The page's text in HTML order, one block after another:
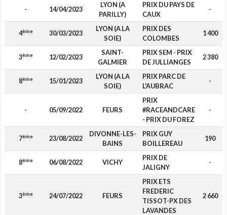
- 14/04/2023
LYON (A
PARILLY)
PRIX DU PAYS DE
CAUX
-
4ème 30/03/2023
LYON (A LA
SOIE)
PRIX DES
COLOMBES
1 400
3ème 12/02/2023
SAINT-
GALMIER
PRIX SEM - PRIX
DE JULLIANGES
2 380
8ème 15/01/2023
LYON (A LA
SOIE)
PRIX PARC DE
L'AUBRAC
-
- 05/09/2022 FEURS
PRIX
#RACEANDCARE
- PRIX DU FOREZ
-
7ème 23/08/2022
DIVONNE-LES-
BAINS
PRIX GUY
BOILLEREAU
190
8ème 06/08/2022 VICHY
PRIX DE
JALIGNY
-
3ème 24/07/2022 FEURS
PRIX ETS
FREDERIC
TISSOT-PX DES
LAVANDES
2 660